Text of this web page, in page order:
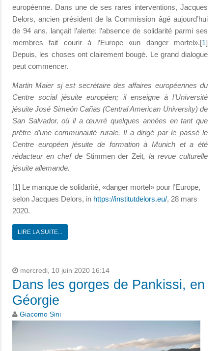
européenne. Dans une de ses rares interventions, Jacques
Delors, ancien président de la Commission âgé aujourd’hui
de 94 ans, lançait l’alerte: l’absence de solidarité parmi ses
membres fait courir à l’Europe «un danger mortel».[1]
Depuis, les choses ont clairement bougé. Le grand dialogue
peut commencer.
Martin Maier sj est secrétaire des affaires européennes du
Centre social jésuite européen; il enseigne à l’Université
jésuite José Simeón Cañas (Central American University) de
San Salvador, où il a œuvré quelques années en tant que
prêtre d’une communauté rurale. Il a dirigé par le passé le
Centre européen jésuite de formation à Munich et a été
rédacteur en chef de Stimmen der Zeit, la revue culturelle
jésuite allemande.
[1] Le manque de solidarité, «danger mortel» pour l’Europe,
selon Jacques Delors, in https://institutdelors.eu/, 28 mars
2020.
LIRE LA SUITE...
mercredi, 10 juin 2020 16:14
Dans les gorges de Pankissi, en
Géorgie
Giacomo Sini